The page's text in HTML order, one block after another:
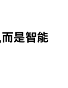
是智能